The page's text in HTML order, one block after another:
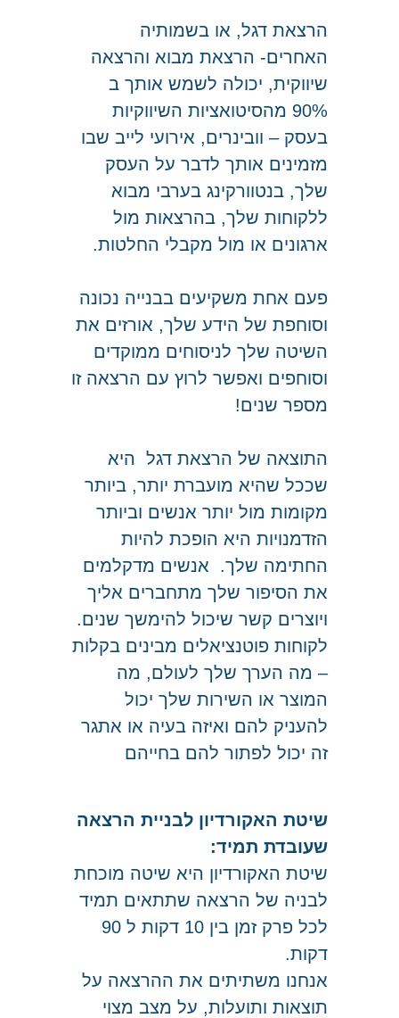
הרצאת דגל, או בשמותיה
האחרים- הרצאת מבוא והרצאה
שיווקית, יכולה לשמש אותך ב
90% מהסיטואציות השיווקיות
בעסק – וובינרים, אירועי לייב שבו
מזמינים אותך לדבר על העסק
שלך, בנטוורקינג בערבי מבוא
ללקוחות שלך, בהרצאות מול
ארגונים או מול מקבלי החלטות.
פעם אחת משקיעים בבנייה נכונה
וסוחפת של הידע שלך, אורזים את
השיטה שלך לניסוחים ממוקדים
וסוחפים ואפשר לרוץ עם הרצאה זו
מספר שנים!
התוצאה של הרצאת דגל היא
שככל שהיא מועברת יותר, ביותר
מקומות מול יותר אנשים וביותר
הזדמנויות היא הופכת להיות
החתימה שלך. אנשים מדקלמים
את הסיפור שלך מתחברים אליך
ויוצרים קשר שיכול להימשך שנים.
לקוחות פוטנציאלים מבינים בקלות
– מה הערך שלך לעולם, מה
המוצר או השירות שלך יכול
להעניק להם ואיזה בעיה או אתגר
זה יכול לפתור להם בחייהם
שיטת האקורדיון לבניית הרצאה
שעובדת תמיד:
שיטת האקורדיון היא שיטה מוכחת
לבניה של הרצאה שתתאים תמיד
לכל פרק זמן בין 10 דקות ל 90
דקות.
אנחנו משתיתים את ההרצאה על
תוצאות ותועלות, על מצב מצוי